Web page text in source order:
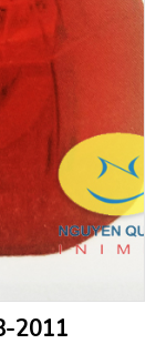
2011